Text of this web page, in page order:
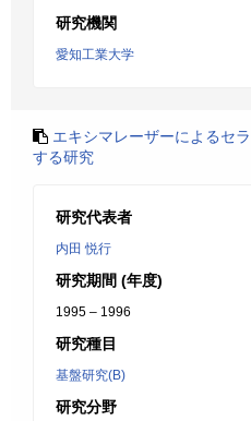
研究機関
愛知工業大学
エキシマレーザーによるセ
する研究
研究代表者
内田 悦行
研究期間 (年度)
1995 – 1996
研究種目
基盤研究(B)
研究分野